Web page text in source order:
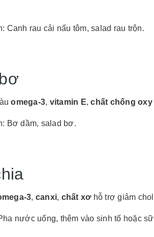
Canh rau cải nấu tôm, salad rau trộn.
omega-3, vitamin E,chất chống oxy
Bơ dầm, salad bơ.
3, canxi, chất xơhỗ trợ giảm
nước uống, thêm vào sinh tố hoặc